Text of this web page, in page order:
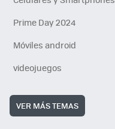
Prime Day 2024
Móviles android
videojuegos
VER MÁS TEMAS